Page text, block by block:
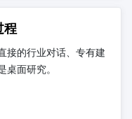
程
接的行业对话、专有建
面研究。